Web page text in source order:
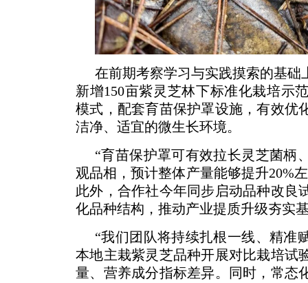
在前期考察学习与实践摸索的基础
新增150亩紫灵芝林下标准化栽培示
模式，配套育苗保护罩设施，有效优
洁净、适宜的微生长环境。
“育苗保护罩可有效拉长灵芝菌柄
观品相，预计整体产量能够提升20%
此外，合作社今年同步启动品种改良
化品种结构，推动产业提质升级夯实
“我们团队将持续扎根一线、精准
本地主栽紫灵芝品种开展对比栽培试
量、营养成分指标差异。同时，常态